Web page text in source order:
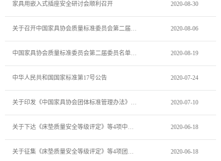
家具用嵌入式插座安全研讨会顺利召开 2020-08-30
关于召开中国家具协会质量标准委员会第二届委员大会的通知 2020-08-06
中国家具协会质量标准委员会第二届委员名单公示 2020-08-19
中华人民共和国国家标准第17号公告 2020-07-24
关于印发《中国家具协会团体标准管理办法》的通知 2020-07-10
关于下达《床垫质量安全等级评定》等4项中国家具协会团体标准项目计划的通知 2020-06-18
关于征集《床垫质量安全等级评定》等4项团体标准起草单位和起草人的通知 2020-06-18